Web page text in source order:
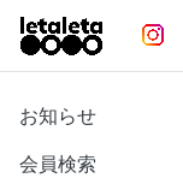
お知らせ
会員検索